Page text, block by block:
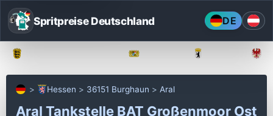
Spritpreise Deutschland DE
Hessen 36151 Burghaun Aral
Aral Tankstelle BAT Großenmoor Ost